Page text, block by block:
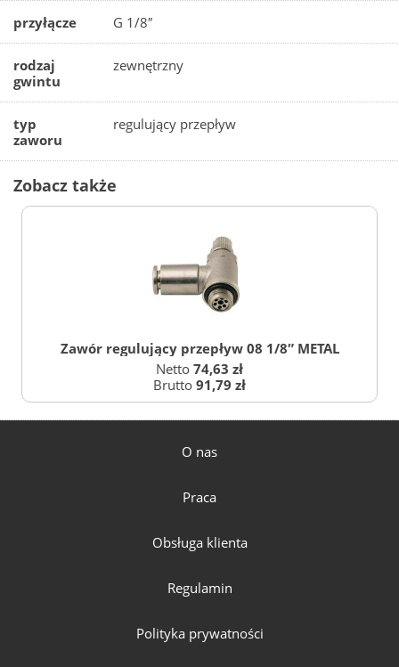
przyłącze G 1/8″
rodzaj
gwintu
zewnętrzny
typ
zaworu
regulujący przepływ
Zobacz także
Zawór regulujący przepływ 08 1/8″ METAL
Netto 74,63 zł
Brutto 91,79 zł
O nas
Praca
Obsługa klienta
Regulamin
Polityka prywatności